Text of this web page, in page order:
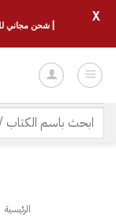
للمحتوى
البحث
عن:
الرئيسية
| شحن مجاني للطلبات +300 ريال |
X